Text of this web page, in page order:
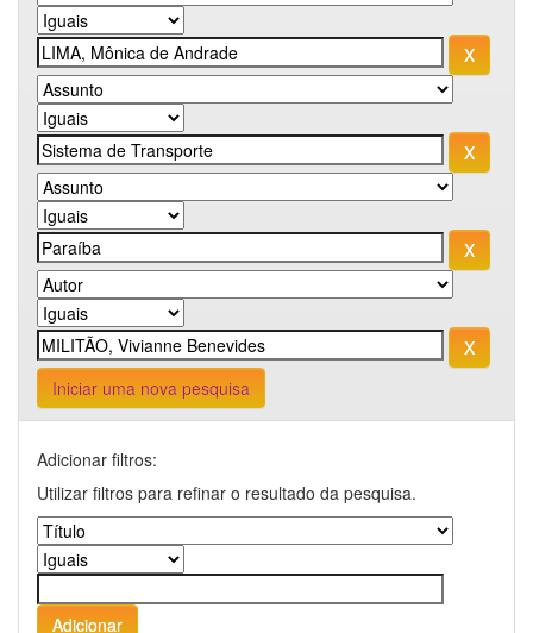
Iniciar uma nova pesquisa
Adicionar filtros:
Utilizar filtros para refinar o resultado da pesquisa.